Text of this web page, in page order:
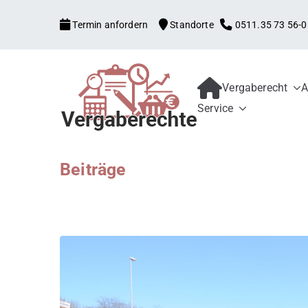
Termin anfordern Standorte 0511.35 73 56-0
Kanzlei mit
Begleitung aller
Schwellenwerte,
Vergaberecht
Service
Beiträge